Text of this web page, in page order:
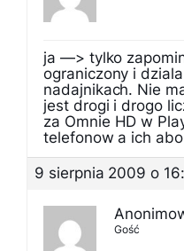
ja —> tylko
ograniczony i
nadajnikach. Nie
jest drogi i drogo
za Omnie HD w
telefonow a ich
9 sierpnia 2009 o
Gość